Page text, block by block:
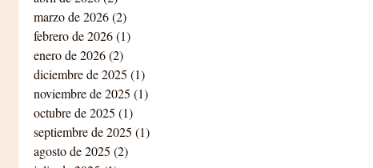
marzo de 2026(2)
febrero de 2026(1)
enero de 2026(2)
diciembre de 2025 (1)
noviembre de 2025 (1)
octubre de 2025 (1)
septiembre de 2025 (1)
agosto de 2025 (2)